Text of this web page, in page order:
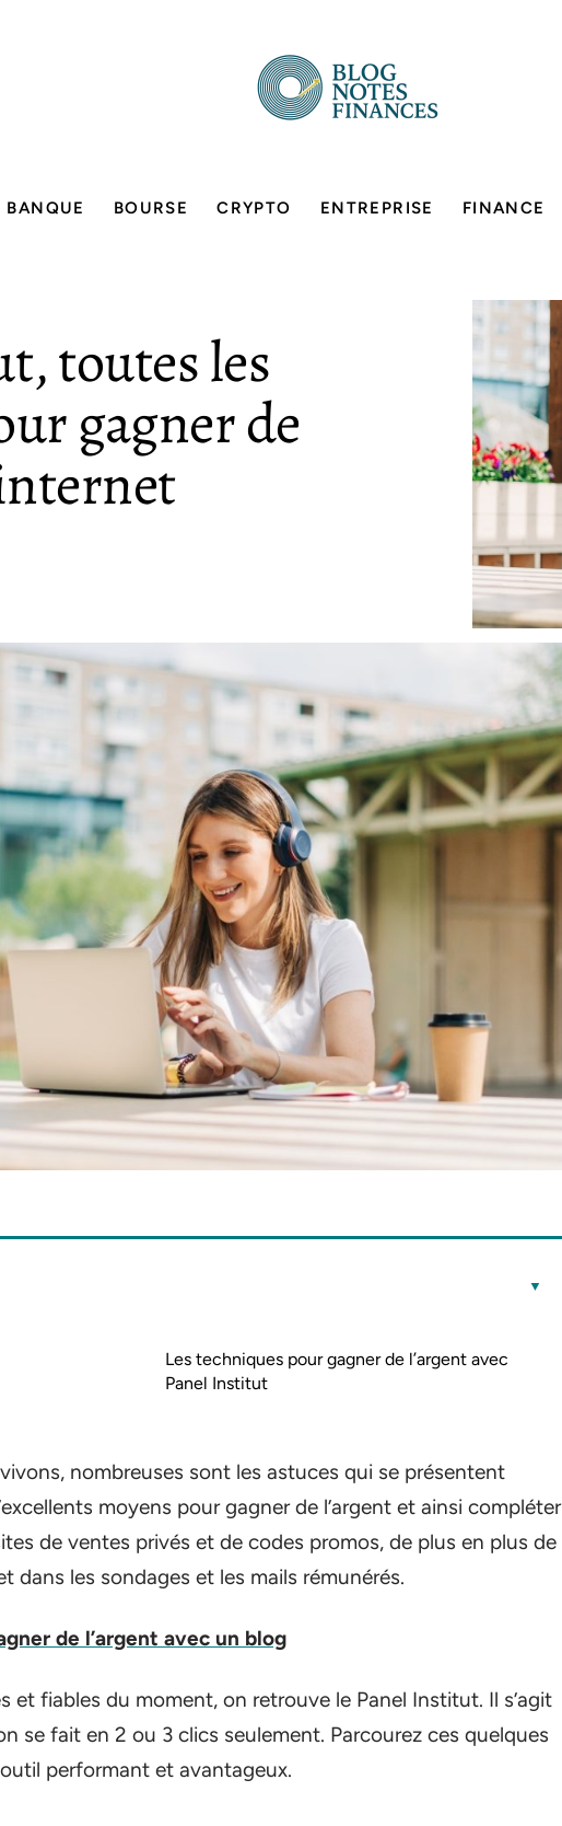
BANQUE BOURSE CRYPTO ENTREPRISE FINANCE
toutes les
gagner de
Les techniques pour gagner de l’argent avec
Panel Institut
nombreuses sont les astuces qui se présentent
moyens pour gagner de l’argent et ainsi compléter
de ventes privés et de codes promos, de plus en plus de
dans les sondages et les mails rémunérés.
de l’argent avec un blog
et fiables du moment, on retrouve le Panel Institut. Il s’agit
se fait en 2 ou 3 clics seulement. Parcourez ces quelques
performant et avantageux.